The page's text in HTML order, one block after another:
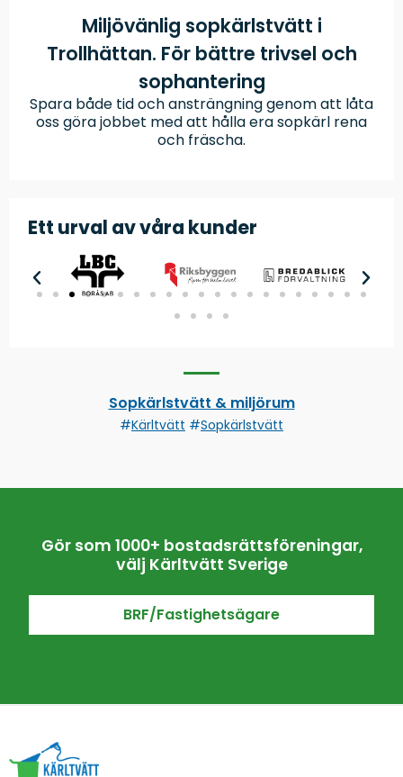
Miljövänlig sopkärlstvätt i
Trollhättan. För bättre trivsel och
sophantering
Spara både tid och ansträngning genom att låta
oss göra jobbet med att hålla era sopkärl rena
och fräscha.
Ett urval av våra kunder
Sopkärlstvätt & miljörum
#Kärltvätt #Sopkärlstvätt
Gör som 1000+ bostadsrättsföreningar,
välj Kärltvätt Sverige
BRF/Fastighetsägare